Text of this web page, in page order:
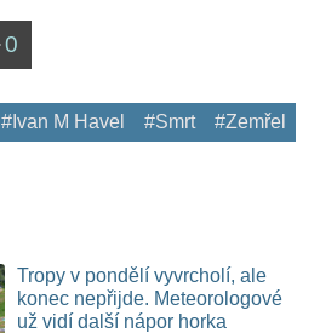
0
#Ivan M Havel #Smrt #Zemřel
Tropy v pondělí vyvrcholí, ale
konec nepřijde. Meteorologové
už vidí další nápor horka